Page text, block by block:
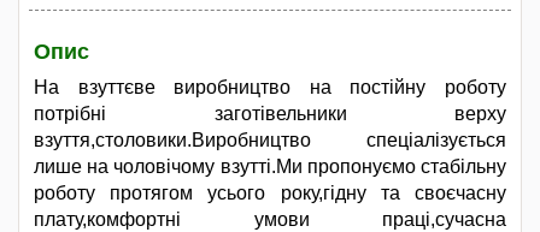
Опис
На взуттєве виробництво на постійну роботу
потрібні заготівельники верху
взуття,столовики.Виробництво спеціалізується
лише на чоловічому взутті.Ми пропонуємо стабільну
роботу протягом усього року,гідну та своєчасну
плату,комфортні умови праці,сучасна